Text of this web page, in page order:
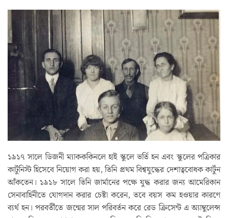
১৯১৭ সালে ডিজনী ম্যাকককিনলে হাই স্কুলে ভর্তি হন এবং স্কুলের পত্রিকার
কার্টুনিস্ট হিসেবে নিয়োগ করা হয়, তিনি প্রথম বিশ্বযুদ্ধের দেশাত্ববোধক কার্টুন
আঁকতেন। ১৯১৮ সালে তিনি জার্মানের পক্ষে যুদ্ধ করার জন্য আমেরিকান
সেনাবাহিনীতে যোগদান করার চেষ্টা করেন, তবে বয়স কম হওয়ার কারণে
ব্যর্থ হন। পরবর্তীতে জন্মের সাল পরিবর্তন করে রেড ক্রিসেন্ট এ অ্যাম্বুলেন্স